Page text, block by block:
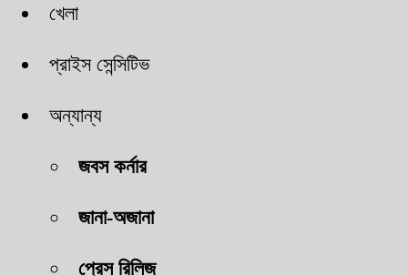
খেলা
প্রাইস সেন্সিটিভ
অন্যান্য
জবস কর্নার
জানা-অজানা
প্রেস রিলিজ